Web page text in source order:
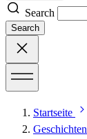
Search
Search
Startseite
Geschichten